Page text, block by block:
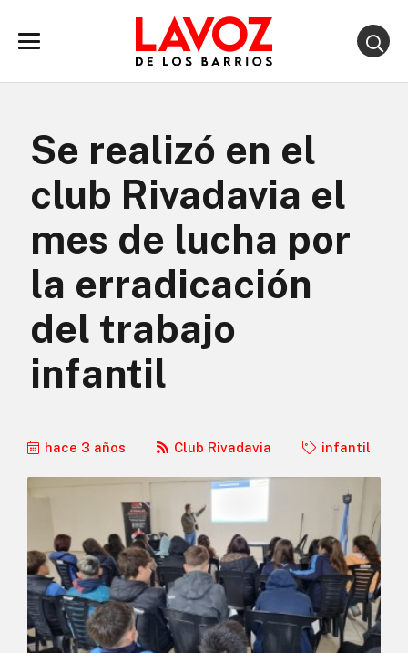
Se realizó en el
club Rivadavia el
mes de lucha por
la erradicación
del trabajo
infantil
hace 3 años Club Rivadavia infantil